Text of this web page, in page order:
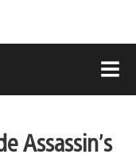
Assassin’s